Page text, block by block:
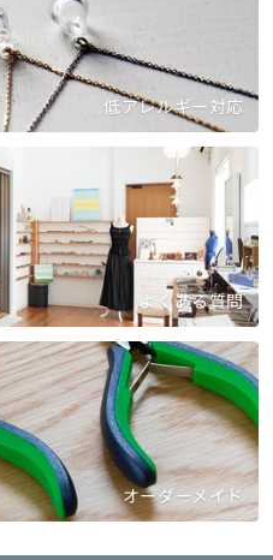
低アレルギー対応
よくある質問
オーダーメイド